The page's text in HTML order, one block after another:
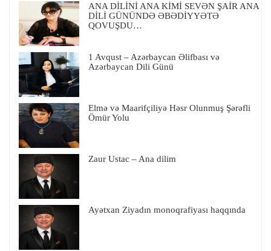
ANA DİLİNİ ANA KİMİ SEVƏN ŞAİR ANA
DİLİ GÜNÜNDƏ ƏBƏDİYYƏTƏ
QOVUŞDU…
1 Avqust – Azərbaycan Əlifbası və
Azərbaycan Dili Günü
Elmə və Maarifçiliyə Həsr Olunmuş Şərəfli
Ömür Yolu
Zaur Ustac – Ana dilim
Ayətxan Ziyadın monoqrafiyası haqqında